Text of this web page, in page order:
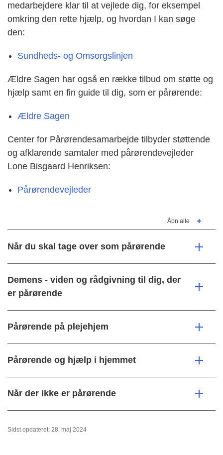
medarbejdere klar til at vejlede dig, for eksempel
omkring den rette hjælp, og hvordan I kan søge
den:
Sundheds- og Omsorgslinjen
Ældre Sagen har også en række tilbud om støtte og
hjælp samt en fin guide til dig, som er pårørende:
Ældre Sagen
Center for Pårørendesamarbejde tilbyder støttende
og afklarende samtaler med pårørendevejleder
Lone Bisgaard Henriksen:
Pårørendevejleder
Åbn alle
Når du skal tage over som pårørende
Demens - viden og rådgivning til dig, der
er pårørende
Pårørende på plejehjem
Pårørende og hjælp i hjemmet
Når der ikke er pårørende
Sidst opdateret: 28. maj 2024